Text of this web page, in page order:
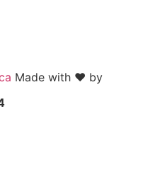
Made with ❤️ by